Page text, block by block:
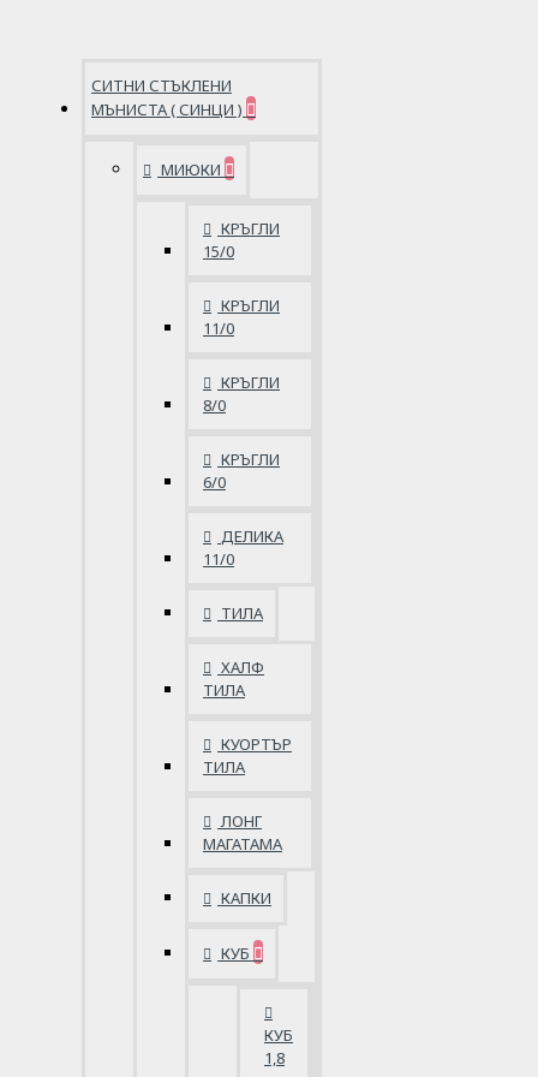
СИТНИ СТЪКЛЕНИ
МЪНИСТА ( СИНЦИ )
МИЮКИ
КРЪГЛИ
15/0
КРЪГЛИ
11/0
КРЪГЛИ
8/0
КРЪГЛИ
6/0
ДЕЛИКА
11/0
ТИЛА
ХАЛФ
ТИЛА
КУОРТЪР
ТИЛА
ЛОНГ
МАГАТАМА
КАПКИ
КУБ
КУБ
1,8